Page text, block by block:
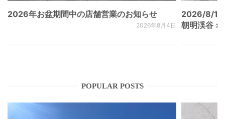
2026年お盆期間中の店舗営業のお知らせ
2026年8月4日
2026/8/
朝明渓谷 ×
POPULAR POSTS